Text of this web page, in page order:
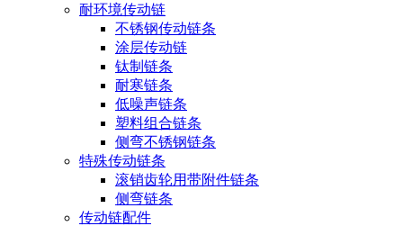
耐环境传动链
不锈钢传动链条
涂层传动链
钛制链条
耐寒链条
低噪声链条
塑料组合链条
侧弯不锈钢链条
特殊传动链条
滚销齿轮用带附件链条
侧弯链条
传动链配件